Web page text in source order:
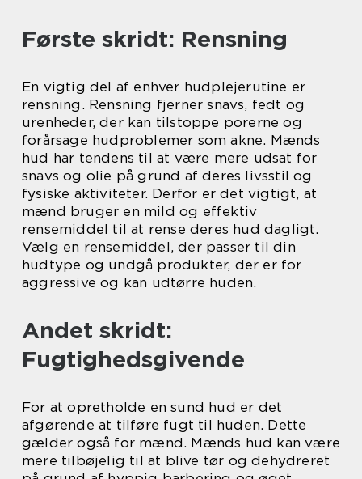
Første skridt: Rensning
En vigtig del af enhver hudplejerutine er
rensning. Rensning fjerner snavs, fedt og
urenheder, der kan tilstoppe porerne og
forårsage hudproblemer som akne. Mænds
hud har tendens til at være mere udsat for
snavs og olie på grund af deres livsstil og
fysiske aktiviteter. Derfor er det vigtigt, at
mænd bruger en mild og effektiv
rensemiddel til at rense deres hud dagligt.
Vælg en rensemiddel, der passer til din
hudtype og undgå produkter, der er for
aggressive og kan udtørre huden.
Andet skridt:
Fugtighedsgivende
For at opretholde en sund hud er det
afgørende at tilføre fugt til huden. Dette
gælder også for mænd. Mænds hud kan være
mere tilbøjelig til at blive tør og dehydreret